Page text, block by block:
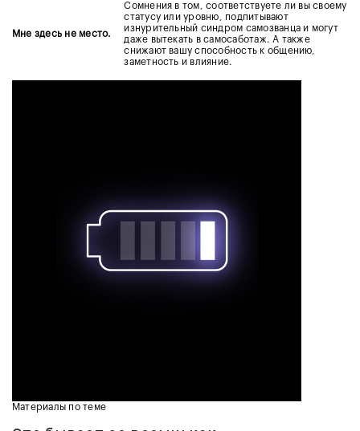
Мне здесь не место.
Сомнения в том, соответствуете ли вы своему
статусу или уровню, подпитывают
изнурительный синдром самозванца и могут
даже вытекать в самосаботаж. А также
снижают вашу способность к общению,
заметность и влияние.
Материалы по теме